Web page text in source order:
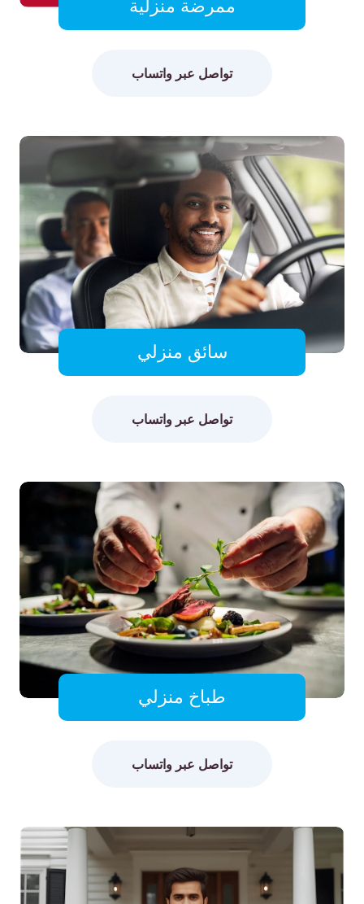
ممرضة منزلية
تواصل عبر واتساب
سائق منزلي
تواصل عبر واتساب
طباخ منزلي
تواصل عبر واتساب